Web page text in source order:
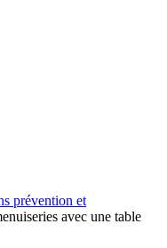
prévention et
avec une table